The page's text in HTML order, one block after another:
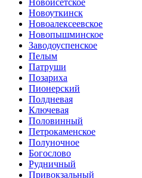
Новоуткинск
Новоалексеевское
Новопышминское
Заводоуспенское
Пелым
Патруши
Позариха
Пионерский
Полдневая
Ключевая
Половинный
Петрокаменское
Полуночное
Богослово
Рудничный
Привокзальный